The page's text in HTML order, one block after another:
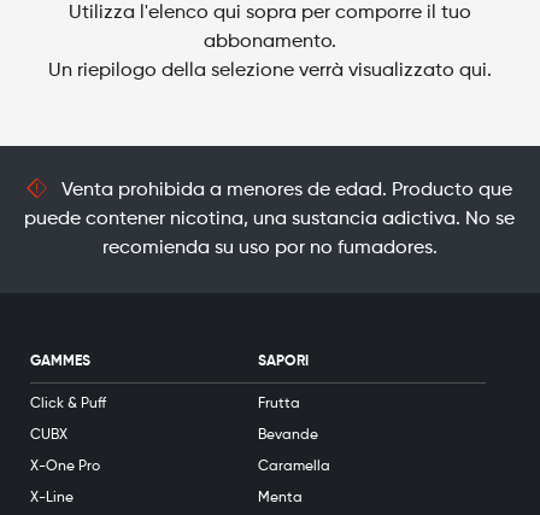
Utilizza l'elenco qui sopra per comporre il tuo
abbonamento.
Un riepilogo della selezione verrà visualizzato qui.
Venta prohibida a menores de edad. Producto que
puede contener nicotina, una sustancia adictiva. No se
recomienda su uso por no fumadores.
GAMMES
Click & Puff
CUBX
X-One Pro
X-Line
SAPORI
Frutta
Bevande
Caramella
Menta